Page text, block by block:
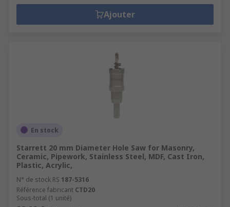
Ajouter
En stock
Starrett 20 mm Diameter Hole Saw for Masonry,
Ceramic, Pipework, Stainless Steel, MDF, Cast Iron,
Plastic, Acrylic,
N° de stock RS 187-5316
Référence fabricant CTD20
Sous-total (1 unité)